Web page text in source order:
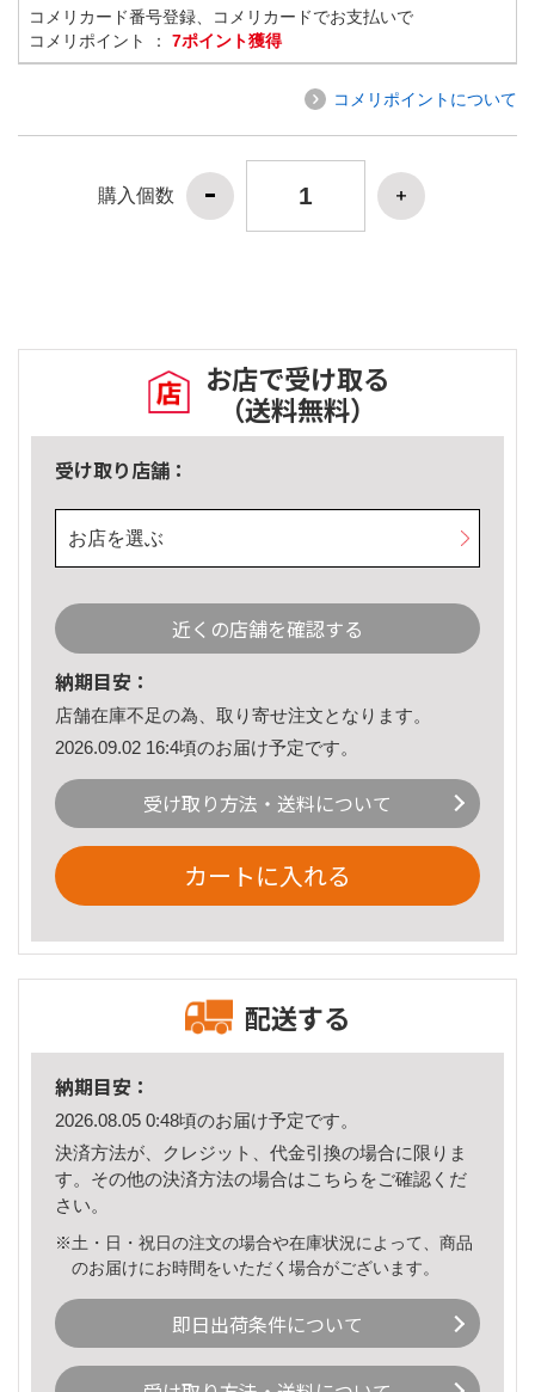
コメリカード番号登録、コメリカードでお支払いで
コメリポイント ： 7ポイント獲得
コメリポイントについて
購入個数
お店で受け取る
（送料無料）
受け取り店舗：
お店を選ぶ
近くの店舗を確認する
納期目安：
店舗在庫不足の為、取り寄せ注文となります。
2026.09.02 16:4頃のお届け予定です。
受け取り方法・送料について
カートに入れる
配送する
納期目安：
2026.08.05 0:48頃のお届け予定です。
決済方法が、クレジット、代金引換の場合に限りま
す。その他の決済方法の場合はこちら をご確認くだ
さい。
※土・日・祝日の注文の場合や在庫状況によって、商品
のお届けにお時間をいただく場合がございます。
即日出荷条件について